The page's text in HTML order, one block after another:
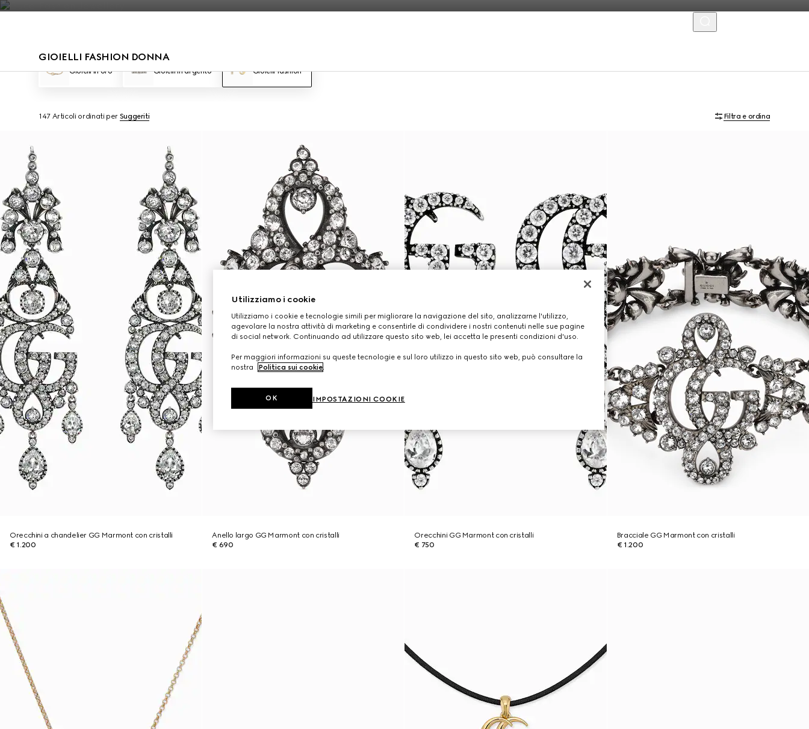
GIOIELLI FASHION DONNA
Gioielli in oro Gioielli in argento Gioielli fashion
147 Articoli ordinati per Suggeriti Filtra e ordina
Orecchini a chandelier GG Marmont con cristalli
€ 1.200
Anello largo GG Marmont con cristalli
€ 690
Orecchini GG Marmont con cristalli
€ 750
Bracciale GG Marmont con cristalli
€ 1.200
Utilizziamo i cookie
Utilizziamo i cookie e tecnologie simili per migliorare la navigazione del sito, analizzarne l'utilizzo,
agevolare la nostra attività di marketing e consentirle di condividere i nostri contenuti nelle sue pagine
di social network. Continuando ad utilizzare questo sito web, lei accetta le presenti condizioni d'uso.
Per maggiori informazioni su queste tecnologie e sul loro utilizzo in questo sito web, può consultare la
nostra
Politica sui cookie.
IMPOSTAZIONI COOKIE
OK